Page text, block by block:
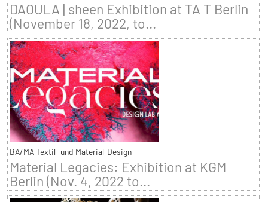
DAOULA | sheen Exhibition at TA T Berlin
(November 18, 2022, to...
BA/MA Textil- und Material-Design
Material Legacies: Exhibition at KGM
Berlin (Nov. 4, 2022 to...